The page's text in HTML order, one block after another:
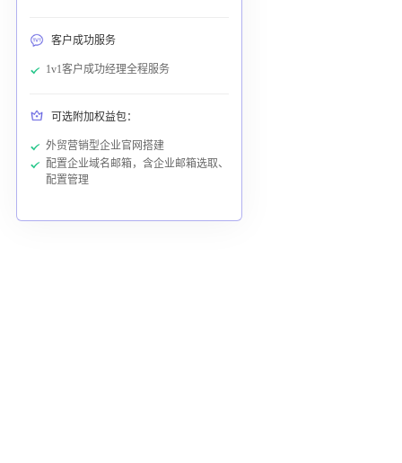
客户成功服务
1v1客户成功经理全程服务
可选附加权益包：
外贸营销型企业官网搭建
配置企业域名邮箱，含企业邮箱选取、
配置管理